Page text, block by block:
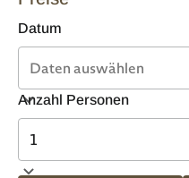
Datum
Anzahl Personen